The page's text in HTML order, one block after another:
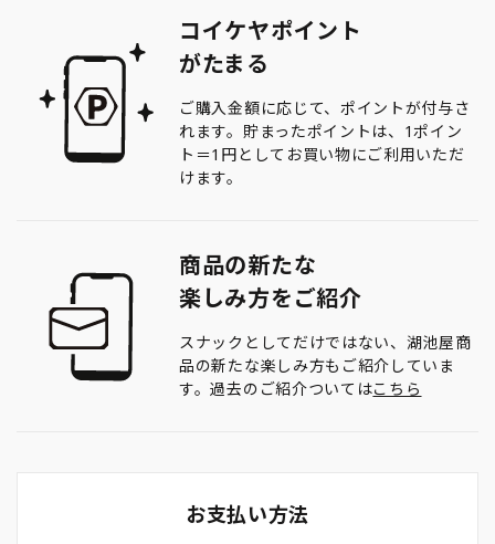
コイケヤポイント
がたまる
ご購入金額に応じて、ポイントが付与さ
れます。貯まったポイントは、1ポイン
ト＝1円としてお買い物にご利用いただ
けます。
商品の新たな
楽しみ方をご紹介
スナックとしてだけではない、湖池屋商
品の新たな楽しみ方もご紹介していま
す。過去のご紹介ついてはこちら
お支払い方法